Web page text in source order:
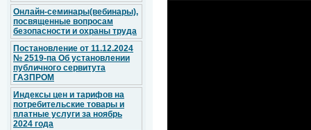
Онлайн-семинары(вебинары),
посвященные вопросам
безопасности и охраны труда
Постановление от 11.12.2024
№ 2519-па Об установлении
публичного сервитута
ГАЗПРОМ
Индексы цен и тарифов на
потребительские товары и
платные услуги за ноябрь
2024 года